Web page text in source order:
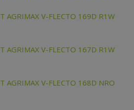
AGRIMAX V-FLECTO 169D R1W
AGRIMAX V-FLECTO 167D R1W
AGRIMAX V-FLECTO 168D NRO